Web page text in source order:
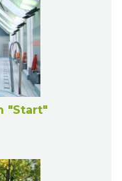
"Start"